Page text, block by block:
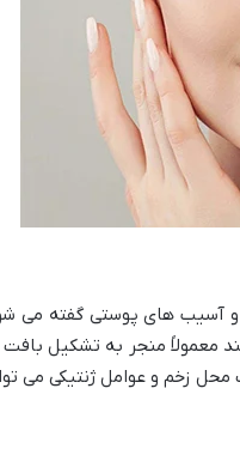
های پوستی گفته می
معمولاً منجر به تشکیل
زخم و عوامل ژنتیکی می